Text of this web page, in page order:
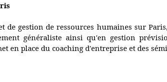
de gestion de ressources humaines sur
généraliste ainsi qu'en gestion
en place du coaching d'entreprise et des